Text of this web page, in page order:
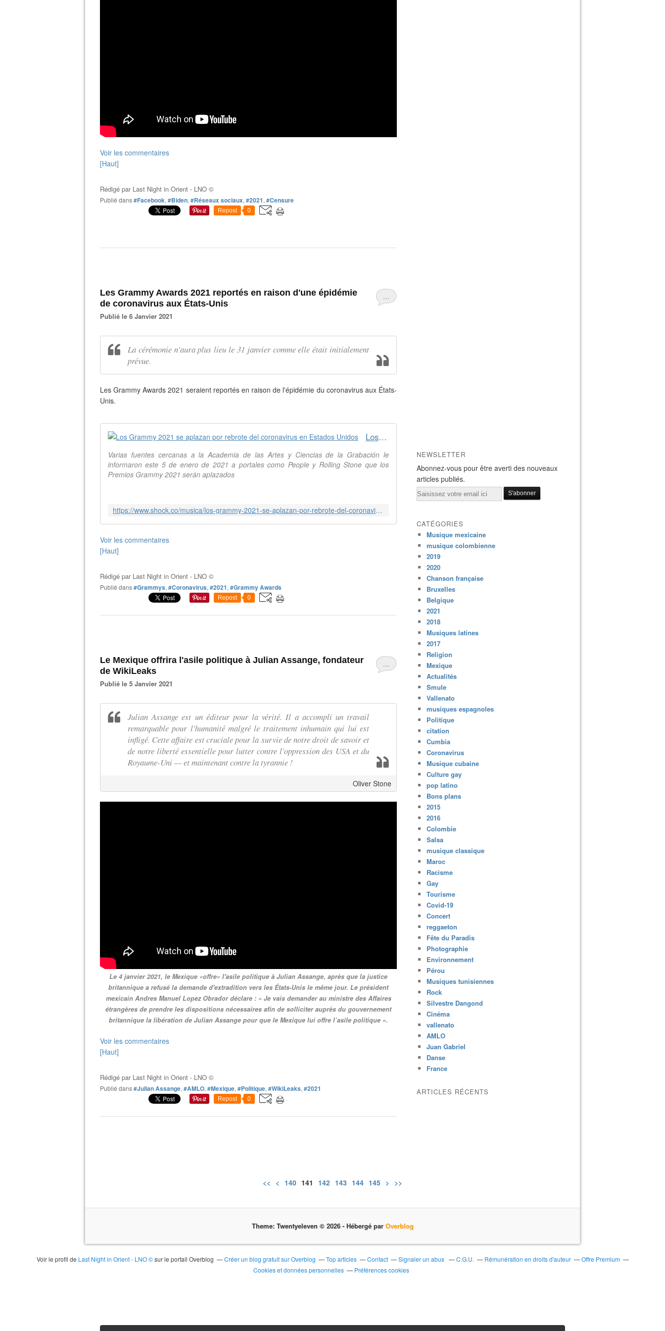
Voir les commentaires
[Haut]
Rédigé par Last Night in Orient - LNO ©
Publié dans#Facebook, #Biden, #Réseaux sociaux, #2021, #Censure
Repost 0
…
Les Grammy Awards 2021 reportés en raison d'une épidémie
de coronavirus aux États-Unis
Publié le 6 Janvier 2021
La cérémonie n'aura plus lieu le 31 janvier comme elle était initialement
prévue.
Les Grammy Awards 2021 seraient reportés en raison de l'épidémie du coronavirus aux États-
Unis.
Los Grammy 2021 se aplazan por rebrote del coronavirus en Estados Unidos
Varias fuentes cercanas a la Academia de las Artes y Ciencias de la Grabación le
informaron este 5 de enero de 2021 a portales como People y Rolling Stone que los
Premios Grammy 2021 serán aplazados
https://www.shock.co/musica/los-grammy-2021-se-aplazan-por-rebrote-del-coronavirus-en-estados-unidos
Voir les commentaires
[Haut]
Rédigé par Last Night in Orient - LNO ©
Publié dans#Grammys, #Coronavirus, #2021, #Grammy Awards
Repost 0
…
Le Mexique offrira l'asile politique à Julian Assange, fondateur
de WikiLeaks
Publié le 5 Janvier 2021
Julian Assange est un éditeur pour la vérité. Il a accompli un travail
remarquable pour l'humanité malgré le traitement inhumain qui lui est
infligé. Cette affaire est cruciale pour la survie de notre droit de savoir et
de notre liberté essentielle pour lutter contre l'oppression des USA et du
Royaume-Uni — et maintenant contre la tyrannie !
Oliver Stone
Le 4 janvier 2021, le Mexique «offre» l'asile politique à Julian Assange, après que la justice
britannique a refusé la demande d'extradition vers les États-Unis le même jour. Le président
mexicain Andres Manuel Lopez Obrador déclare : « Je vais demander au ministre des Affaires
étrangères de prendre les dispositions nécessaires afin de solliciter auprès du gouvernement
britannique la libération de Julian Assange pour que le Mexique lui offre l’asile politique ».
Voir les commentaires
[Haut]
Rédigé par Last Night in Orient - LNO ©
Publié dans#Julian Assange, #AMLO, #Mexique, #Politique, #WikiLeaks, #2021
Repost 0
NEWSLETTER
Abonnez-vous pour être averti des nouveaux
articles publiés.
Email
CATÉGORIES
Musique mexicaine
musique colombienne
2019
2020
Chanson française
Bruxelles
Belgique
2021
2018
Musiques latines
2017
Religion
Mexique
Actualités
Smule
Vallenato
musiques espagnoles
Politique
citation
Cumbia
Coronavirus
Musique cubaine
Culture gay
pop latino
Bons plans
2015
2016
Colombie
Salsa
musique classique
Maroc
Racisme
Gay
Tourisme
Covid-19
Concert
reggaeton
Fête du Paradis
Photographie
Environnement
Pérou
Musiques tunisiennes
Rock
Silvestre Dangond
Cinéma
vallenato
AMLO
Juan Gabriel
Danse
France
ARTICLES RÉCENTS
<< < 100
110
120
130
140 141 142 143 144 145 > >>
Theme: Twentyeleven © 2026 - Hébergé par Overblog
Voir le profil de Last Night in Orient - LNO ©sur le portail Overblog Créer un blog gratuit sur Overblog Top articles Contact Signaler un abus C.G.U. Rémunération en droits d'auteur
Offre Premium
Cookies et données personnelles
Préférences cookies